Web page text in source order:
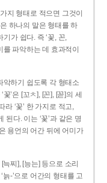
지 형태로 적으면 그것이
하나의 말은 형태를 하
가 쉽다. 즉 ‘꽃, 꼰,
를 파악하는 데 효과적이
악하기 쉽도록 각 형태소
’은 [꼬ㅊ], [꼰], [꼳]의 세
‘꽃’ 한 가지로 적고,
된다. 이는 ‘꽃’과 같은 명
용언의 어간 뒤에 어미가
늑찌], [능는] 등으로 소리
늙-’으로 어간의 형태를 고